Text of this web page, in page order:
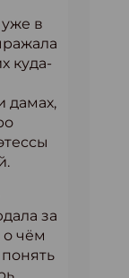
в
куда-
дамах,
за
чём